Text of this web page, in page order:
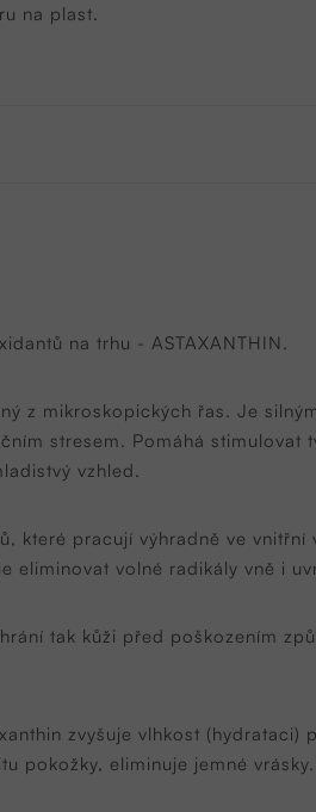
na plast.
na trhu - ASTAXANTHIN.
z mikroskopických řas. Je
stresem. Pomáhá stimulovat
vzhled.
které pracují výhradně ve
eliminovat volné radikály vně i
tak kůži před poškozením
zvyšuje vlhkost (hydrataci)
pokožky, eliminuje jemné vrásky.